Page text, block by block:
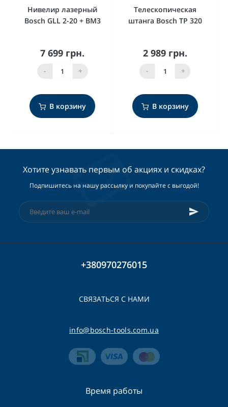
Нивелир лазерный
Bosch GLL 2-20 + BM3
7 699 грн.
- +
В корзину
Телескопическая
штанга Bosch TP 320
2 989 грн.
- +
В корзину
Хотите узнавать первым об акциях и скидках?
Подпишитесь на нашу рассылку и покупайте с выгодой!
+380970276015
СВЯЗАТЬСЯ С НАМИ
info@bosch-tools.com.ua
Время работы